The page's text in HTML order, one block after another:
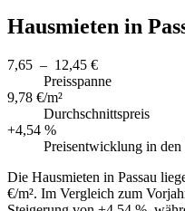
Hausmieten in
7,65 – 12,45 €
Preisspanne
9,78 €/m²
Durchschnittspreis
+4,54 %
Preisentwicklung in den
Die Hausmieten in Passau
€/m². Im Vergleich zum